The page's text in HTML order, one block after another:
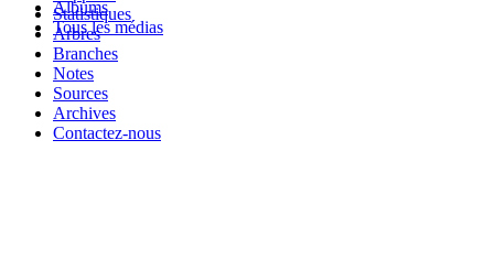
Albums
Tous les médias
Statistiques
Arbres
Branches
Notes
Sources
Archives
Contactez-nous